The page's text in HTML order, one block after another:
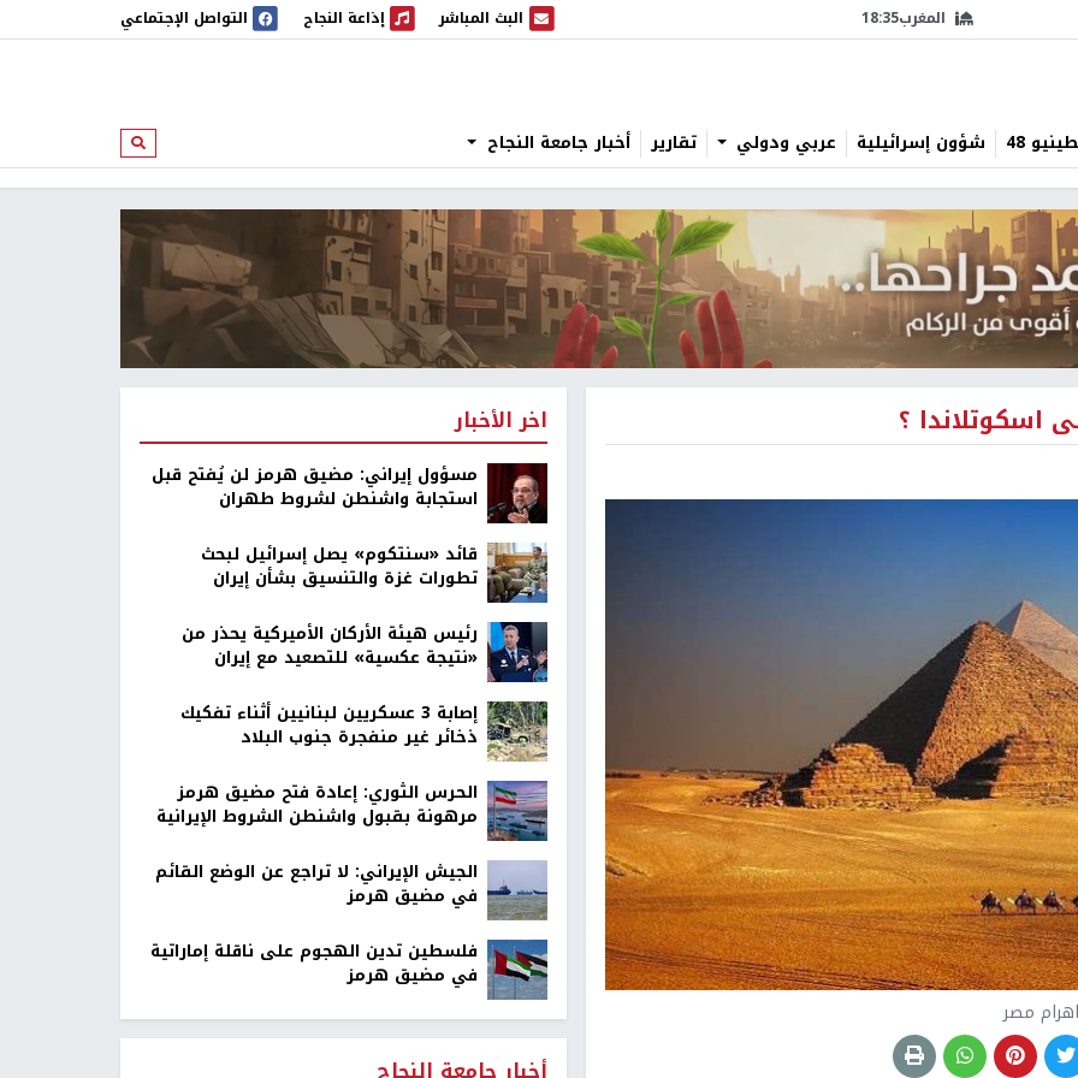
المغرب18:35 البث المباشر
البث المباشر إذاعة النجاح
إذاعة النجاح التواصل الإجتماعي
48 شؤون إسرائيلية عربي ودولي تقارير أخبار جامعة النجاح ابحث
اسكوتلاندا ؟
اهرام مصر
اخر الأخبار
مسؤول إيراني: مضيق هرمز لن يُفتح قبل
استجابة واشنطن لشروط طهران
قائد «سنتكوم» يصل إسرائيل لبحث
تطورات غزة والتنسيق بشأن إيران
رئيس هيئة الأركان الأميركية يحذر من
«نتيجة عكسية» للتصعيد مع إيران
إصابة 3 عسكريين لبنانيين أثناء تفكيك
ذخائر غير منفجرة جنوب البلاد
الحرس الثوري: إعادة فتح مضيق هرمز
مرهونة بقبول واشنطن الشروط الإيرانية
الجيش الإيراني: لا تراجع عن الوضع القائم
في مضيق هرمز
فلسطين تدين الهجوم على ناقلة إماراتية
في مضيق هرمز